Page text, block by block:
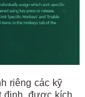
riêng các kỹ